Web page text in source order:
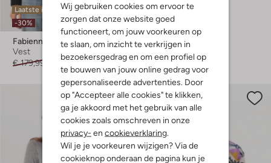
Wij gebruiken cookies om ervoor te
zorgen dat onze website goed
functioneert, om jouw voorkeuren op
te slaan, om inzicht te verkrijgen in
bezoekersgedrag en om een profiel op
te bouwen van jouw online gedrag voor
gepersonaliseerde advertenties. Door
op "Accepteer alle cookies" te klikken,
ga je akkoord met het gebruik van alle
cookies zoals omschreven in onze
privacy- en cookieverklaring
Wil je je voorkeuren wijzigen? Via de
cookieknop onderaan de pagina kun je
Laatste items
-30%
Fabienne Chapot
Vest
€ 179,99
€ 125,99